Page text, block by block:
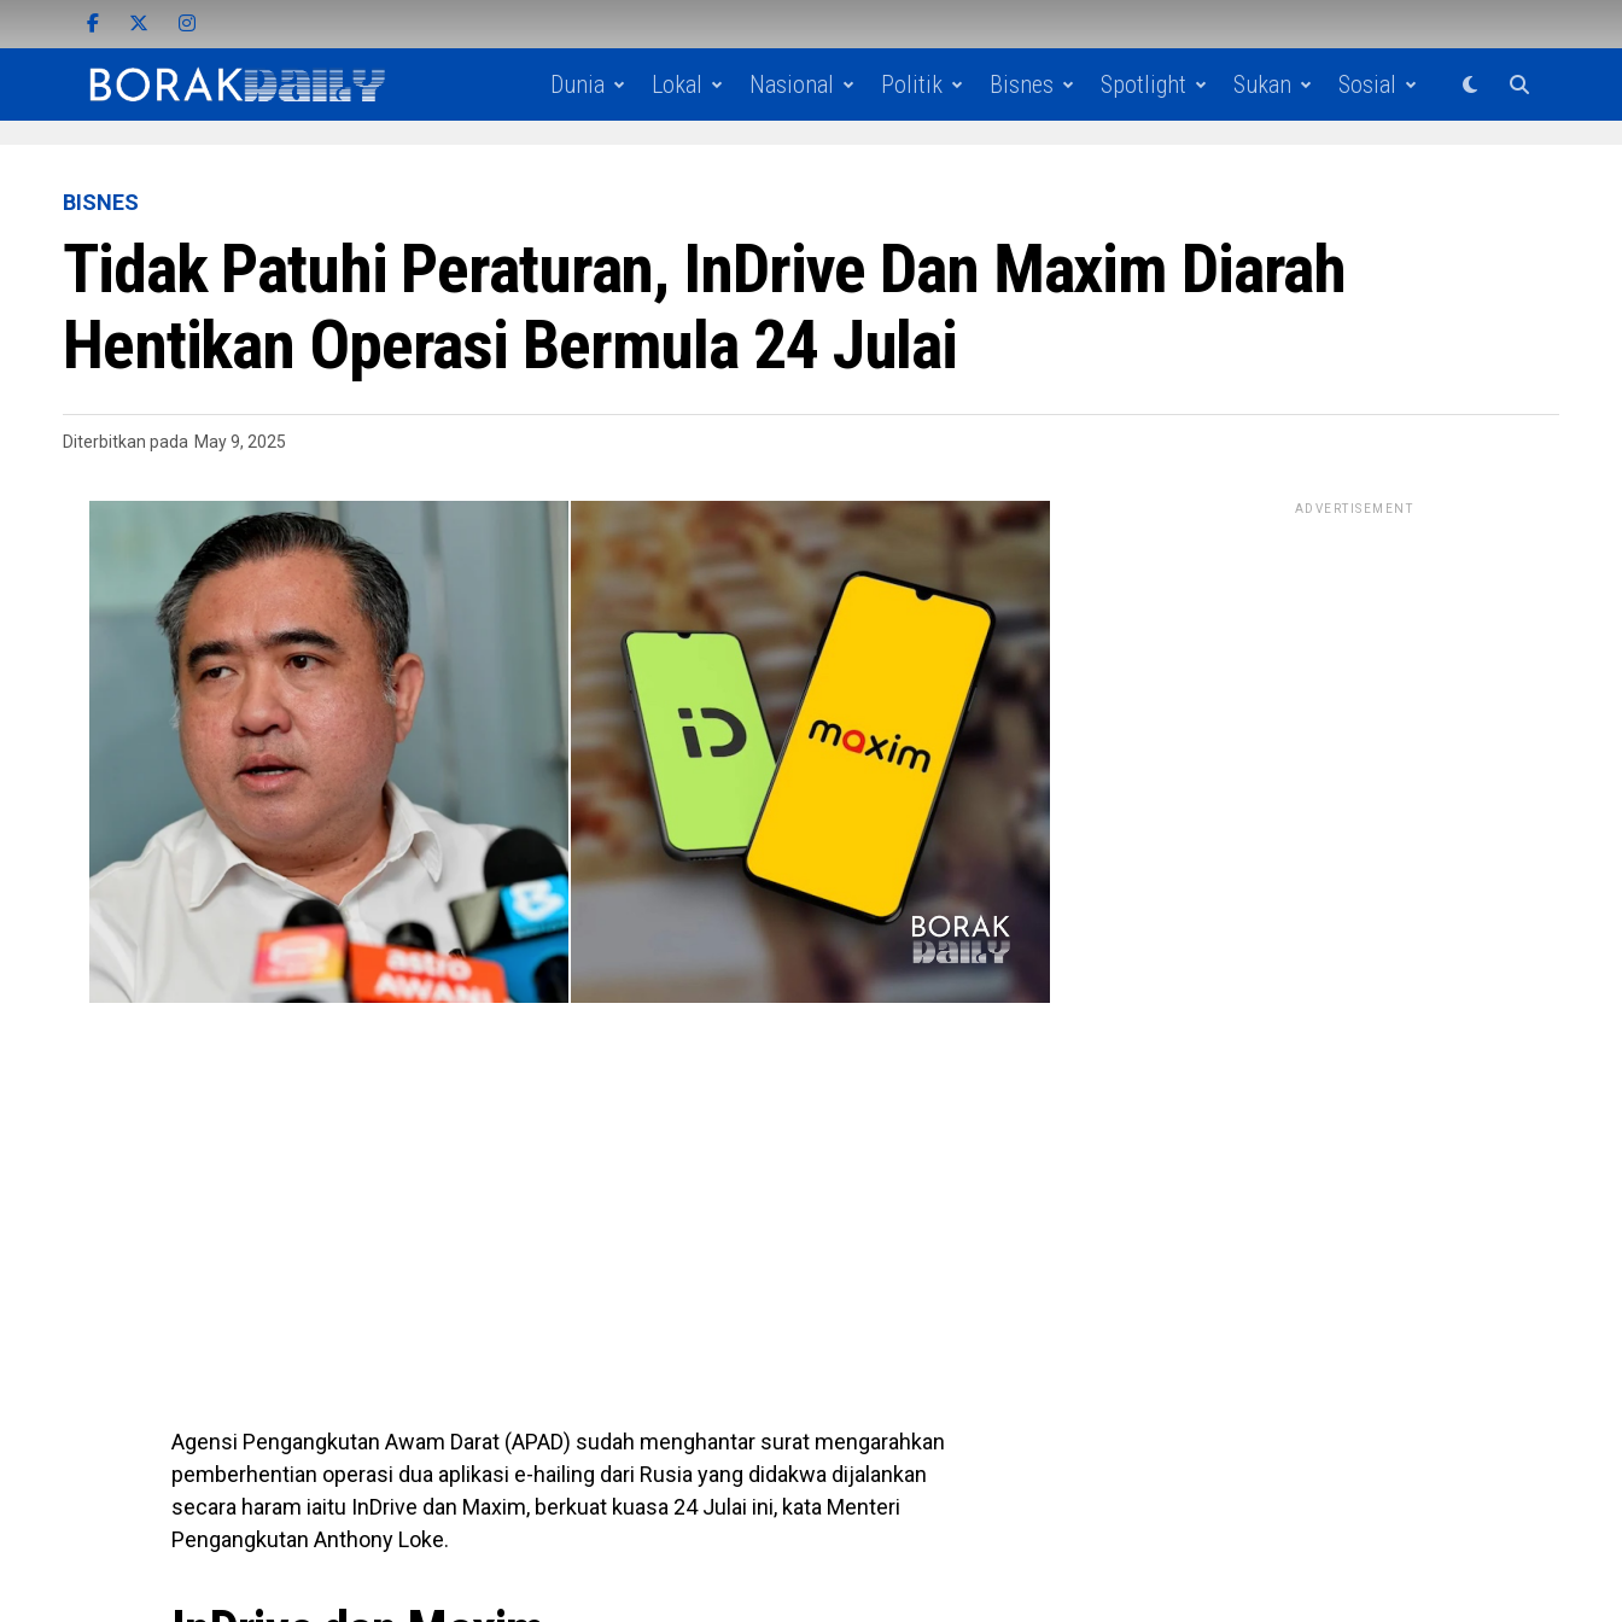
Dunia Lokal Nasional Politik Bisnes Spotlight Sukan Sosial
BISNES
Tidak Patuhi Peraturan, InDrive Dan Maxim Diarah
Hentikan Operasi Bermula 24 Julai
Diterbitkan pada May 9, 2025
Agensi Pengangkutan Awam Darat (APAD) sudah menghantar surat mengarahkan
pemberhentian operasi dua aplikasi e-hailing dari Rusia yang didakwa dijalankan
secara haram iaitu InDrive dan Maxim, berkuat kuasa 24 Julai ini, kata Menteri
Pengangkutan Anthony Loke.
ADVERTISEMENT